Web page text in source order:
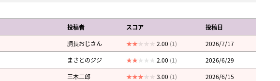
投稿者 スコア
投稿日
胴長おじさん 2.00 (1)
2026/7/17
まさとのジジ 2.00 (1)
2026/6/29
三木二郎 3.00 (1)
2026/6/15